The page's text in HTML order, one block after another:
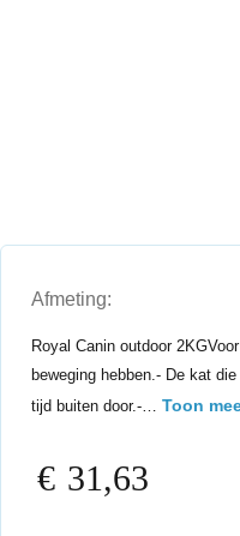
Afmeting:
Royal Canin outdoor
beweging hebben.- De kat
tijd buiten door.-… Toon
€ 31,63